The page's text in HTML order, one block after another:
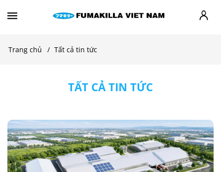
Trang chủ Tất cả tin tức
TẤT CẢ TIN TỨC